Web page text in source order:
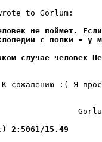
to Gorlum:
не поймет.
с полки - у
случае человек
сожалению :( Я
2:5061/15.49